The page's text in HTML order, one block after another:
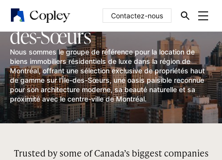
Contactez-nous
Maisons de luxe sur l’Île-
des-Sœurs
Nous sommes le groupe de référence pour la location de
biens immobiliers résidentiels de luxe dans la région de
Montréal, offrant une sélection exclusive de propriétés haut
de gamme sur l’Île-des-Sœurs, une oasis paisible reconnue
pour son architecture moderne, sa beauté naturelle et sa
proximité avec le centre-ville de Montréal.
Trusted by some of Canada’s biggest companies